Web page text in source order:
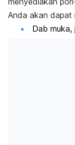
Anda akan dapat
Dab muka,